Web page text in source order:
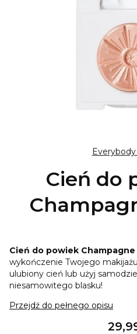
Cień do
Cień do powiek Champagne
wykończenie Twojego
ulubiony cień lub użyj
niesamowitego blasku!
Przejdź do pełnego opisu
Cena